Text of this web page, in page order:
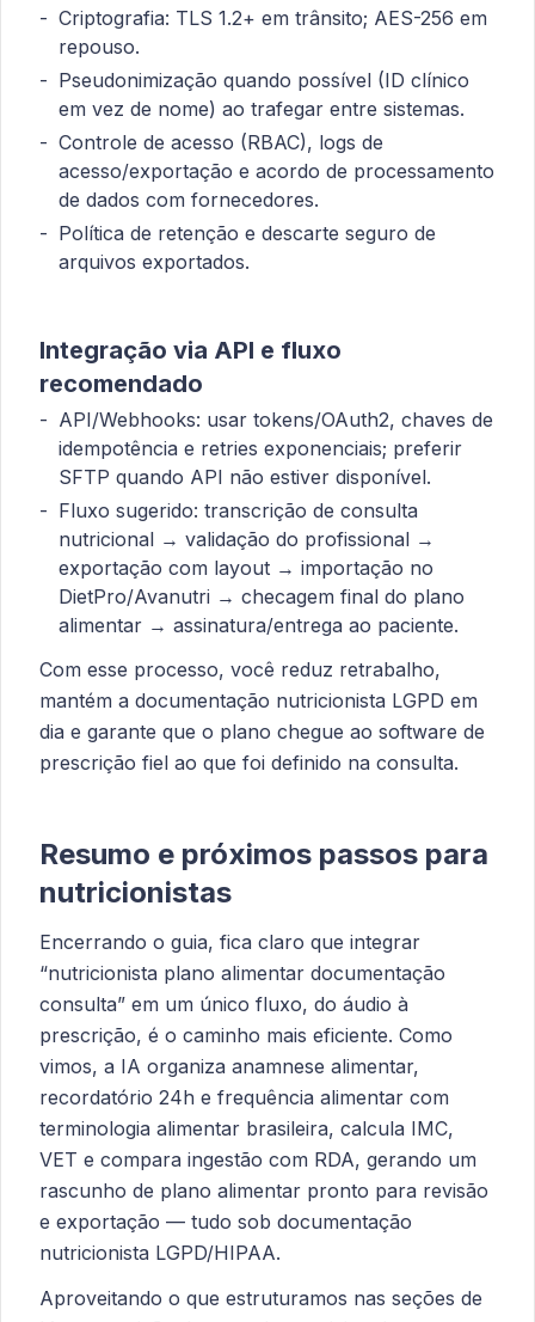
Criptografia: TLS 1.2+ em trânsito; AES-256 em
repouso.
Pseudonimização quando possível (ID clínico
em vez de nome) ao trafegar entre sistemas.
Controle de acesso (RBAC), logs de
acesso/exportação e acordo de processamento
de dados com fornecedores.
Política de retenção e descarte seguro de
arquivos exportados.
Integração via API e fluxo
recomendado
API/Webhooks: usar tokens/OAuth2, chaves de
idempotência e retries exponenciais; preferir
SFTP quando API não estiver disponível.
Fluxo sugerido: transcrição de consulta
nutricional → validação do profissional →
exportação com layout → importação no
DietPro/Avanutri → checagem final do plano
alimentar → assinatura/entrega ao paciente.
Com esse processo, você reduz retrabalho,
mantém a documentação nutricionista LGPD em
dia e garante que o plano chegue ao software de
prescrição fiel ao que foi definido na consulta.
Resumo e próximos passos para
nutricionistas
Encerrando o guia, fica claro que integrar
“nutricionista plano alimentar documentação
consulta” em um único fluxo, do áudio à
prescrição, é o caminho mais eficiente. Como
vimos, a IA organiza anamnese alimentar,
recordatório 24h e frequência alimentar com
terminologia alimentar brasileira, calcula IMC,
VET e compara ingestão com RDA, gerando um
rascunho de plano alimentar pronto para revisão
e exportação — tudo sob documentação
nutricionista LGPD/HIPAA.
Aproveitando o que estruturamos nas seções de